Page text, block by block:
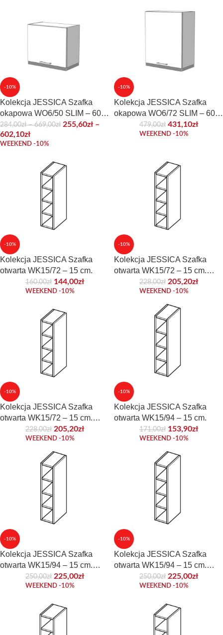
-10%
Kolekcja JESSICA Szafka
okapowa WO6/50 SLIM – 60
cm. Front laminowany
284,00zł – 669,00zł 255,60zł –
602,10zł
WEEKEND -10%
-10%
Kolekcja JESSICA Szafka
okapowa WO6/72 SLIM – 60
cm. Front laminowany
479,00zł 431,10zł
WEEKEND -10%
-10%
Kolekcja JESSICA Szafka
otwarta WK15/72 – 15 cm.
160,00zł 144,00zł
WEEKEND -10%
-10%
Kolekcja JESSICA Szafka
otwarta WK15/72 – 15 cm.
Front akrylowy
228,00zł 205,20zł
WEEKEND -10%
-10%
Kolekcja JESSICA Szafka
otwarta WK15/72 – 15 cm.
Front laminowany
228,00zł 205,20zł
WEEKEND -10%
-10%
Kolekcja JESSICA Szafka
otwarta WK15/94 – 15 cm.
171,00zł 153,90zł
WEEKEND -10%
-10%
Kolekcja JESSICA Szafka
otwarta WK15/94 – 15 cm.
Front akrylowy
250,00zł 225,00zł
WEEKEND -10%
-10%
Kolekcja JESSICA Szafka
otwarta WK15/94 – 15 cm.
Front laminowany
250,00zł 225,00zł
WEEKEND -10%